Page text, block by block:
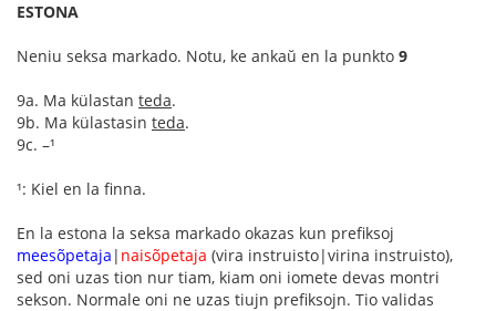
ESTONA
Neniu seksa markado. Notu, ke ankaŭ en la punkto 9
9a. Ma külastan teda.
9b. Ma külastasin teda.
9c. –¹
¹: Kiel en la finna.
En la estona la seksa markado okazas kun prefiksoj
meesõpetaja | naisõpetaja (vira instruisto|virina instruisto),
sed oni uzas tion nur tiam, kiam oni iomete devas montri
sekson. Normale oni ne uzas tiujn prefiksojn. Tio validas